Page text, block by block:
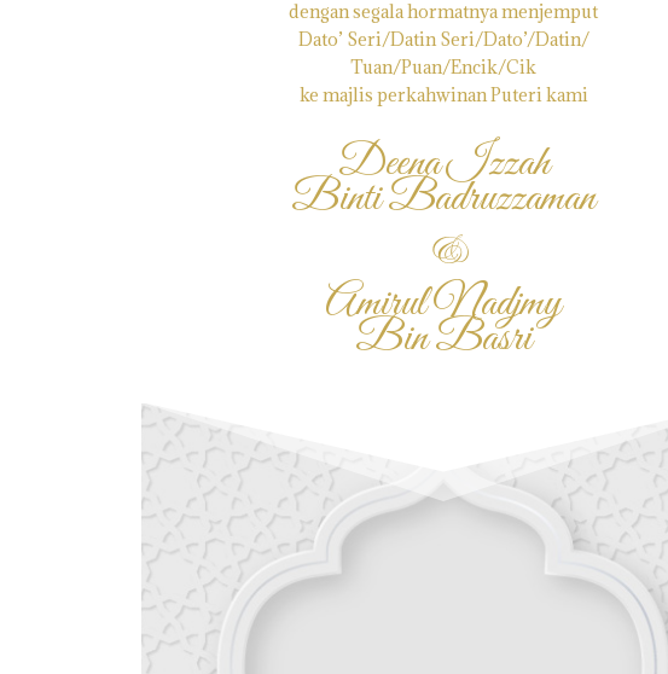
dengan segala hormatnya menjemput
Dato’ Seri/Datin Seri/Dato’/Datin/
Tuan/Puan/Encik/Cik
ke majlis perkahwinan Puteri kami
Deena Izzah
Binti Badruzzaman
&
Amirul Nadjmy
Bin Basri